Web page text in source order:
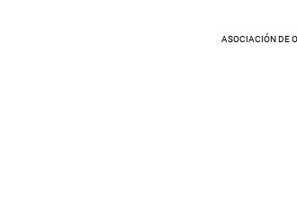
ASOCIACIÓN DE